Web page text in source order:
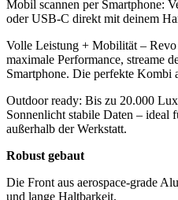
Mobil scannen per Smartphone:
oder USB-C direkt mit deinem
Volle Leistung + Mobilität –
maximale Performance, streame
Smartphone. Die perfekte Kombi
Outdoor ready: Bis zu 20.000
Sonnenlicht stabile Daten – ideal
außerhalb der Werkstatt.
Robust gebaut
Die Front aus aerospace-grade
und lange Haltbarkeit.